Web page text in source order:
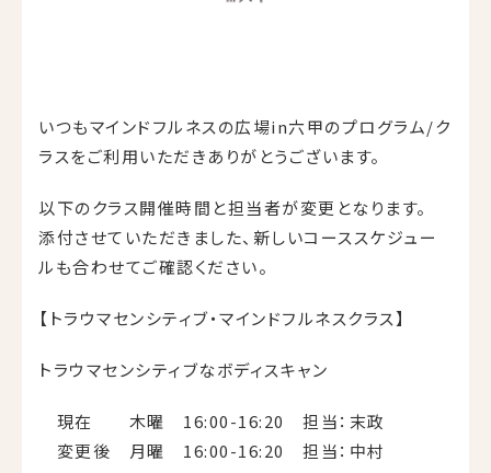
いつもマインドフルネスの広場in六甲のプログラム/ク
ラスをご利用いただきありがとうございます。
以下のクラス開催時間と担当者が変更となります。
添付させていただきました、新しいコーススケジュー
ルも合わせてご確認ください。
【トラウマセンシティブ・マインドフルネスクラス】
トラウマセンシティブなボディスキャン
現在 木曜 16:00-16:20 担当：末政
変更後 月曜 16:00-16:20 担当：中村